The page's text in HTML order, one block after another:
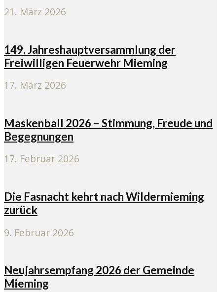
21. März 2026
149. Jahreshauptversammlung der
Freiwilligen Feuerwehr Mieming
17. März 2026
Maskenball 2026 – Stimmung, Freude und
Begegnungen
17. Februar 2026
Die Fasnacht kehrt nach Wildermieming
zurück
9. Februar 2026
Neujahrsempfang 2026 der Gemeinde
Mieming